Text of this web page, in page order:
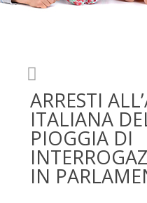
ARRESTI
ITALIANA
PIOGGIA DI
IN